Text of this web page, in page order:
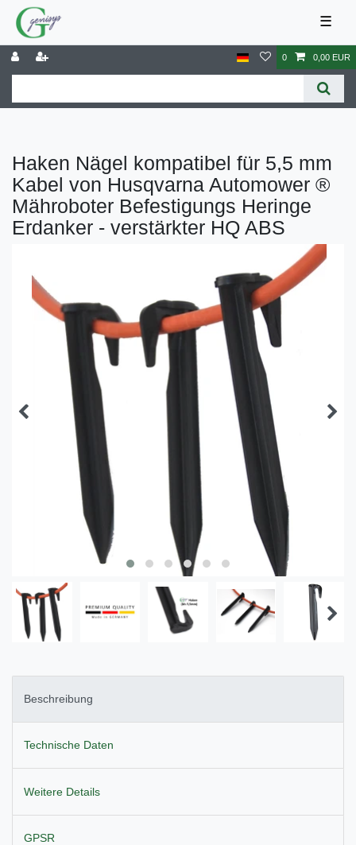
☰
0 0,00 EUR
Haken Nägel kompatibel für 5,5 mm
Kabel von Husqvarna Automower ®
Mähroboter Befestigungs Heringe
Erdanker - verstärkter HQ ABS
Beschreibung
Technische Daten
Weitere Details
GPSR